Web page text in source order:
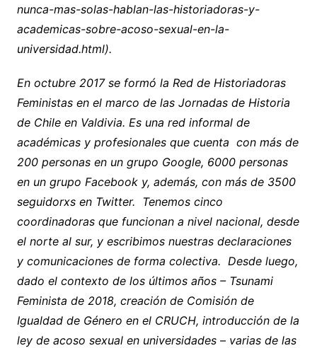
nunca-mas-solas-hablan-las-historiadoras-y-
academicas-sobre-acoso-sexual-en-la-
universidad.html).
En octubre 2017 se formó la Red de Historiadoras
Feministas en el marco de las Jornadas de Historia
de Chile en Valdivia. Es una red informal de
académicas y profesionales que cuenta con más de
200 personas en un grupo Google, 6000 personas
en un grupo Facebook y, además, con más de 3500
seguidorxs en Twitter. Tenemos cinco
coordinadoras que funcionan a nivel nacional, desde
el norte al sur, y escribimos nuestras declaraciones
y comunicaciones de forma colectiva. Desde luego,
dado el contexto de los últimos años – Tsunami
Feminista de 2018, creación de Comisión de
Igualdad de Género en el CRUCH, introducción de la
ley de acoso sexual en universidades – varias de las